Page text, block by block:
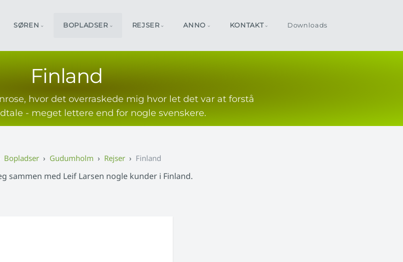
SØREN BOPLADSER REJSER ANNO KONTAKT Downloads
Finland
hvor det overraskede mig hvor let det var at forstå
- meget lettere end for nogle svenskere.
Bopladser Gudumholm Rejser Finland
sammen med Leif Larsen nogle kunder i Finland.